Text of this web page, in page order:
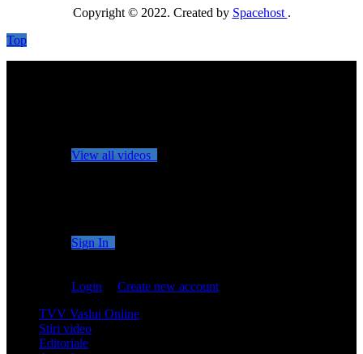
Copyright © 2022. Created by Spacehost .
Top
View all videos
Sign In
Login
Create new account
TVV Vaslui Online
Stiri video
Editoriale